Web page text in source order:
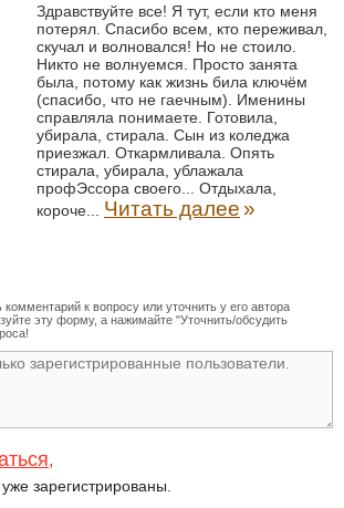
Здравствуйте все! Я тут, если кто меня
потерял. Спасибо всем, кто переживал,
скучал и волновался! Но не стоило.
Никто не волнуемся. Просто занята
была, потому как жизнь била ключём
(спасибо, что не гаечным). Именины
справляла понимаете. Готовила,
убирала, стирала. Сын из коледжа
приезжал. Откармливала. Опять
стирала, убирала, ублажала
профЭссора своего... Отдыхала,
короче... Читать далее»
к вопросу или уточнить у его автора
эту форму, а нажимайте "Уточнить/обсудить
,
уже зарегистрированы.